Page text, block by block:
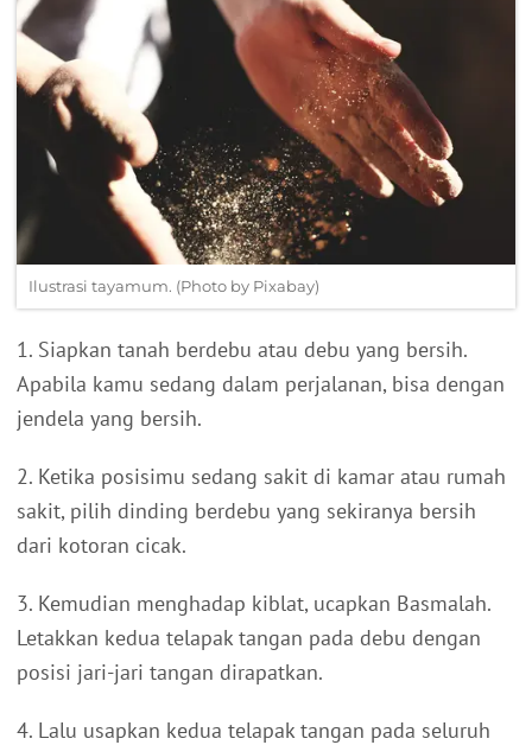
Ilustrasi tayamum. (Photo by Pixabay)
1. Siapkan tanah berdebu atau debu yang bersih.
Apabila kamu sedang dalam perjalanan, bisa dengan
jendela yang bersih.
2. Ketika posisimu sedang sakit di kamar atau rumah
sakit, pilih dinding berdebu yang sekiranya bersih
dari kotoran cicak.
3. Kemudian menghadap kiblat, ucapkan Basmalah.
Letakkan kedua telapak tangan pada debu dengan
posisi jari-jari tangan dirapatkan.
4. Lalu usapkan kedua telapak tangan pada seluruh